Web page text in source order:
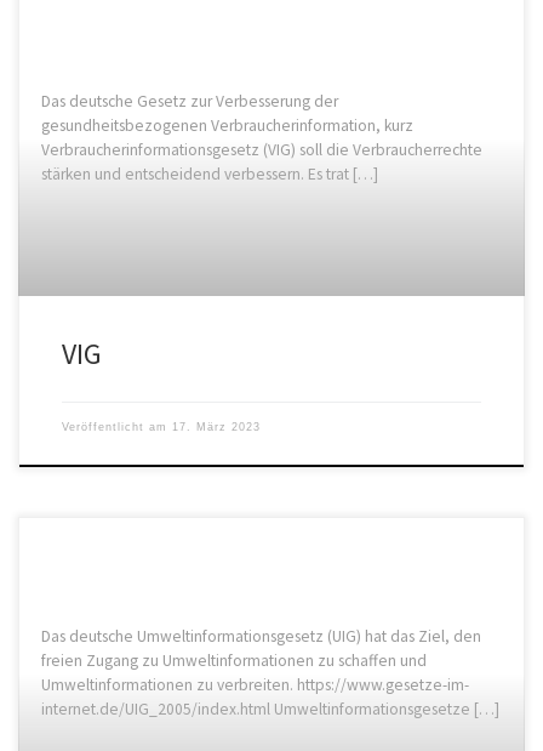
Das deutsche Gesetz zur Verbesserung der
gesundheitsbezogenen Verbraucherinformation, kurz
Verbraucherinformationsgesetz (VIG) soll die Verbraucherrechte
stärken und entscheidend verbessern. Es trat […]
VIG
Veröffentlicht am 17. März 2023
Das deutsche Umweltinformationsgesetz (UIG) hat das Ziel, den
freien Zugang zu Umweltinformationen zu schaffen und
Umweltinformationen zu verbreiten. https://www.gesetze-im-
internet.de/UIG_2005/index.html Umweltinformationsgesetze […]